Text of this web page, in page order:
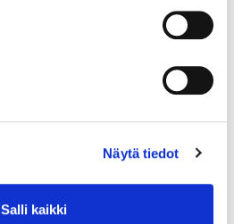
Näytä tiedot
Salli kaikki